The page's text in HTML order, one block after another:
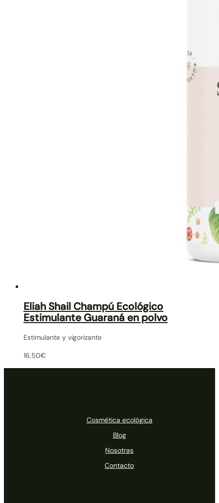
Eliah Shail Champú Ecológico
Estimulante Guaraná en polvo
Estimulante y vigorizante
16,50€
Cosmética ecológica
Blog
Nosotras
Contacto